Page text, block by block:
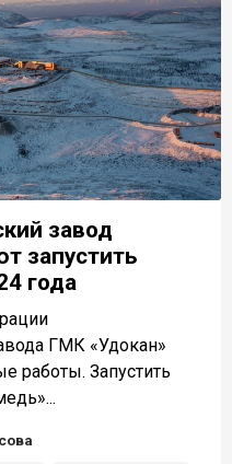
завод
запустить
года
ГМК «Удокан»
работы. Запустить